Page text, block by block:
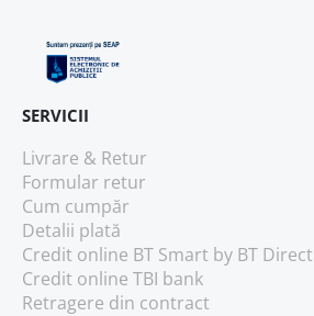
SERVICII
Livrare & Retur
Formular retur
Cum cumpăr
Detalii plată
Credit online BT Smart by BT Direct
Credit online TBI bank
Retragere din contract